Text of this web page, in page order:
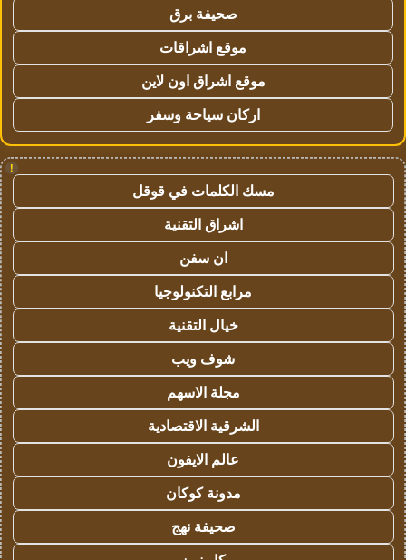
صحيفة برق
موقع اشراقات
موقع اشراق اون لاين
اركان سياحة وسفر
!
مسك الكلمات في قوقل
اشراق التقنية
ان سفن
مرابع التكنولوجيا
خيال التقنية
شوف ويب
مجلة الاسهم
الشرقية الاقتصادية
عالم الايفون
مدونة كوكان
صحيفة نهج